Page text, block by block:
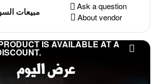
مبيعات
Ask a question
About vendor
IS AVAILABLE AT A